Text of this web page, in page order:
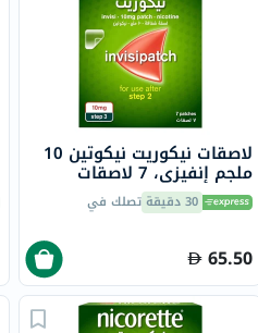
لاصقات نيكوريت نيكوتين 10
ملجم إنفيزي، 7 لاصقات
30 دقيقة تصلك في
65.50